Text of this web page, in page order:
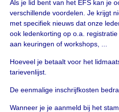
Veelgestelde vragen
Onze fokkerij
Fokkerij informatie
Fokprogramma
Als je lid bent van het EFS kan je
verschillende voordelen. Je krijgt
met specifiek nieuws dat onze
ook ledenkorting op o.a.
aan keuringen of workshops, ...
Hoeveel je betaalt voor het
tarievenlijst.
De eenmalige inschrijfkosten
Wanneer je je aanmeld bij het